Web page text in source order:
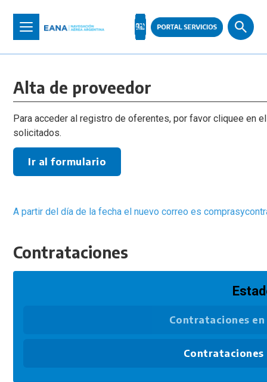
contenido
Toggle
navigation
Alta de proveedor
Para acceder al registro de oferentes, por favor cliquee en
solicitados.
Ir al formulario
A partir del día de la fecha el nuevo correo es
Contrataciones
Contrataciones
Contrataciones